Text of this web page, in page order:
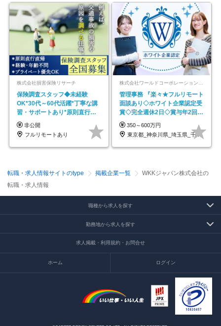
株式会社損害保険リサーチ
保険調査スタッフ◆未経験
OK*30代～60代活躍*丁寧な講
習・サポートあり*原則直行直
帰／全国募集・業務委託
非公開
フルリモートあり
管理事務 『楽々★フルリモート
面談あり◇ホワイト企業認定受
賞◇完全週休2日◇賞与年2回
/p13
350～600万円
東京都_神奈川県_埼玉県_千葉県_大阪府…
転職・求人情報サイトのtype 掲載企業一覧
WKKジャパン株式会社の
転職・求人情報
職種から求人を探す
勤務地から求人を探す
求人掲載・利用規約・お問合せ
ホーム ログイン